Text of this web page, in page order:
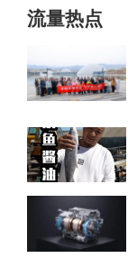
流量热点